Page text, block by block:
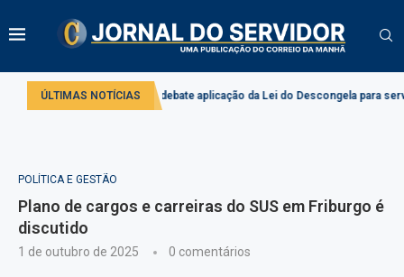
ÚLTIMAS NOTÍCIAS
Comissão debate aplicação da Lei do Descongela para servidores públicos
POLÍTICA E GESTÃO
Plano de cargos e carreiras do SUS em Friburgo é
discutido
1 de outubro de 2025 0 comentários
diversas categorias. A ação contempla quatro eixos da estrutura
do quadro: I - Profissionais de Nível Fundamental incompleto; II-
Operacional; III- Profissionais de Nível Médio ou Médio Técnico;
IV- Profissionais de Nível Superior; Pontos relevantes Um dos
pontos da lei, assegura a remuneração não inferior ao salário
contexto, foi pensado em uma jornada ordinária não superior a
oito horas diárias, 40 horas semanais e 160 horas mensais,
permitidas compensações e reduções. Já para a jornada
especial, foi estipulado seis horas diárias, 30 horas semanais e
120 horas mensais, nos casos cabíveis, conforme legislação ou